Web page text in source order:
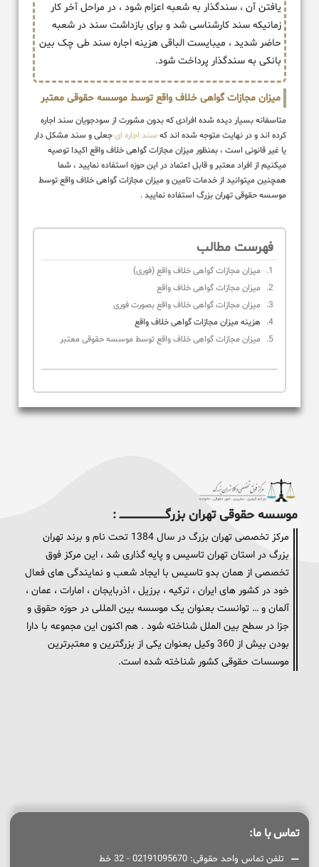
یافتن آن ، سندگذار به شعبه اعزام شود ، در مراحل آخر کار
زمانیکه سند کارشناسی شد و برای بازداشت سند در شعبه
حاضر شدید ، میبایست الباقی هزینه اجاره سند طی چک بین
بانکی به سندگذار پرداخت شود.
میزان مجازات گواهی خلاف واقع توسط موسسه حقوقی معتبر
متاسفانه بسیار دیده شده افرادی که بدون مشورت از سودجویان سند اجاره
کرده اند و در نهایت متوجه شده اند که سند اجاره ایجعلی و سند مشکل دار
یا غیر قانونی است ، بمنظور میزان مجازات گواهی خلاف واقع اکیدا توصیه
میکنیم از افراد معتبر و قابل اعتماد در این حوزه استفاده نمایید ، شما
همچنین میتوانید از خدمات تامین و میزان مجازات گواهی خلاف واقع توسط
موسسه حقوقی تهران بزرگ استفاده نمایید .
فهرست مطالب
میزان مجازات گواهی خلاف واقع (فوری)
میزان مجازات گواهی خلاف واقع
میزان مجازات گواهی خلاف واقع بصورت فوری
هزینه میزان مجازات گواهی خلاف واقع
میزان مجازات گواهی خلاف واقع توسط موسسه حقوقی معتبر
موسسه حقوقی تهران بزرگــــــــــــــــــــــــــــــــ :
مرکز تخصصی تهران بزرگ در سال 1384 تحت نام و برند تهران
بزرگ در استان تهران تاسیس و پایه گذاری شد ، این مرکز فوق
تخصصی از همان بدو تاسیس با ایجاد شعب و نمایندگی های فعال
خود در کشور های ایران ، ترکیه ، برزیل ، اذربایجان ، امارات ، عمان ،
آلمان و … توانست بعنوان یک موسسه بین المللی در حوزه حقوق و
جزا در سطح بین الملل شناخته شود . هم اکنون این مجموعه با دارا
بودن بیش از 360 وکیل بعنوان یکی از بزرگترین و معتبرترین
موسسات حقوقی کشور شناخته شده است.
تماس با ما:
تلفن تماس واحد حقوقی: 02191095670 - 32 خط